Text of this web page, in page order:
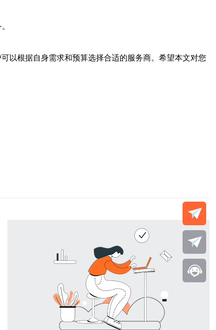
以根据自身需求和预算选择合适的服务商。希望本文对您